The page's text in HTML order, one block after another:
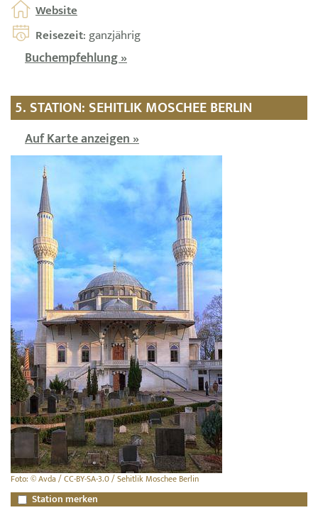
Website
Reisezeit: ganzjährig
Buchempfehlung »
5. STATION: SEHITLIK MOSCHEE BERLIN
Auf Karte anzeigen »
Foto: © Avda / CC-BY-SA-3.0 / Sehitlik Moschee Berlin
Station merken